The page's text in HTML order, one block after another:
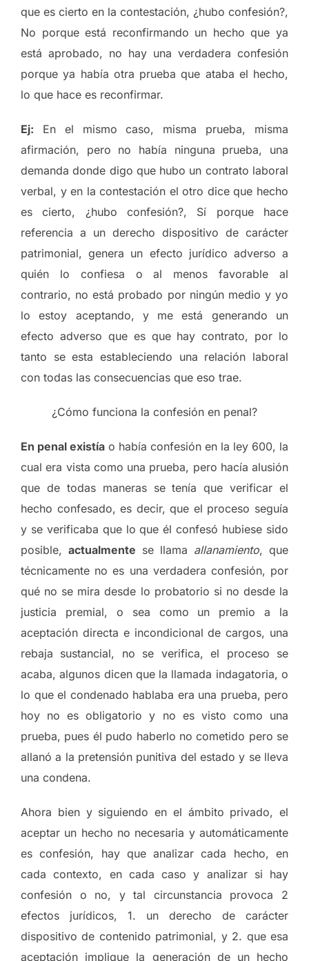
que es cierto en la contestación, ¿hubo confesión?,
No porque está reconfirmando un hecho que ya
está aprobado, no hay una verdadera confesión
porque ya había otra prueba que ataba el hecho,
lo que hace es reconfirmar.
Ej: En el mismo caso, misma prueba, misma
afirmación, pero no había ninguna prueba, una
demanda donde digo que hubo un contrato laboral
verbal, y en la contestación el otro dice que hecho
es cierto, ¿hubo confesión?, Sí porque hace
referencia a un derecho dispositivo de carácter
patrimonial, genera un efecto jurídico adverso a
quién lo confiesa o al menos favorable al
contrario, no está probado por ningún medio y yo
lo estoy aceptando, y me está generando un
efecto adverso que es que hay contrato, por lo
tanto se esta estableciendo una relación laboral
con todas las consecuencias que eso trae.
¿Cómo funciona la confesión en penal?
En penal existía o había confesión en la ley 600, la
cual era vista como una prueba, pero hacía alusión
que de todas maneras se tenía que verificar el
hecho confesado, es decir, que el proceso seguía
y se verificaba que lo que él confesó hubiese sido
posible, actualmente se llama allanamiento, que
técnicamente no es una verdadera confesión, por
qué no se mira desde lo probatorio si no desde la
justicia premial, o sea como un premio a la
aceptación directa e incondicional de cargos, una
rebaja sustancial, no se verifica, el proceso se
acaba, algunos dicen que la llamada indagatoria, o
lo que el condenado hablaba era una prueba, pero
hoy no es obligatorio y no es visto como una
prueba, pues él pudo haberlo no cometido pero se
allanó a la pretensión punitiva del estado y se lleva
una condena.
Ahora bien y siguiendo en el ámbito privado, el
aceptar un hecho no necesaria y automáticamente
es confesión, hay que analizar cada hecho, en
cada contexto, en cada caso y analizar si hay
confesión o no, y tal circunstancia provoca 2
efectos jurídicos, 1. un derecho de carácter
dispositivo de contenido patrimonial, y 2. que esa
aceptación implique la generación de un hecho